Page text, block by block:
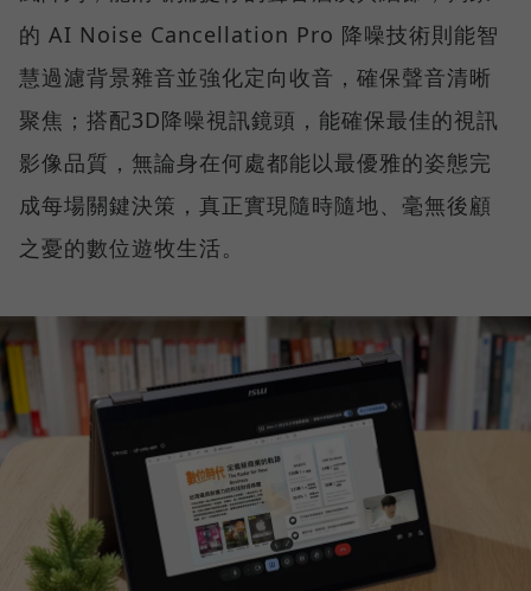
的 AI Noise Cancellation Pro 降噪技術則能智
慧過濾背景雜音並強化定向收音，確保聲音清晰
聚焦；搭配3D降噪視訊鏡頭，能確保最佳的視訊
影像品質，無論身在何處都能以最優雅的姿態完
成每場關鍵決策，真正實現隨時隨地、毫無後顧
之憂的數位遊牧生活。